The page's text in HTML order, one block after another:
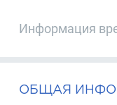
Информация
ОБЩАЯ